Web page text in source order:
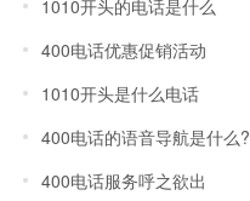
1010开头的电话是什么
400电话优惠促销活动
1010开头是什么电话
400电话的语音导航是什么?
400电话服务呼之欲出